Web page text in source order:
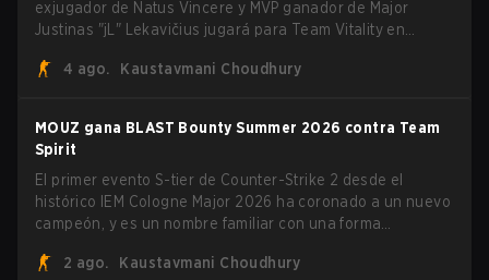
exjugador de Natus Vincere y MVP ganador de Major
Justinas "jL" Lekavičius jugará para Team Vitality en
lituano dio la noticia él mismo en stream, bromeando:
burlándose del head coach de Vitality Rémy "XTQZZZ"
Quoniam en el proceso.
4 ago. Kaustavmani Choudhury
MOUZ gana BLAST Bounty Summer 2026 contra Team
Spirit
El primer evento S-tier de Counter-Strike 2 desde el
histórico IEM Cologne Major 2026 ha coronado a un nuevo
campeón, y es un nombre familiar con una forma
roster y cambios de roles, arrolló a Team Spirit en una
2 ago. Kaustavmani Choudhury